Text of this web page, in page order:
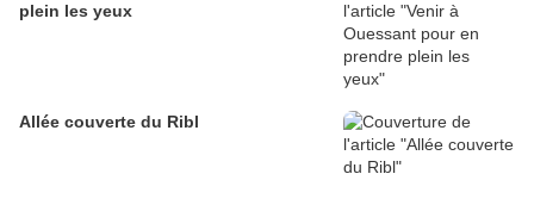
plein les yeux
Allée couverte du Ribl